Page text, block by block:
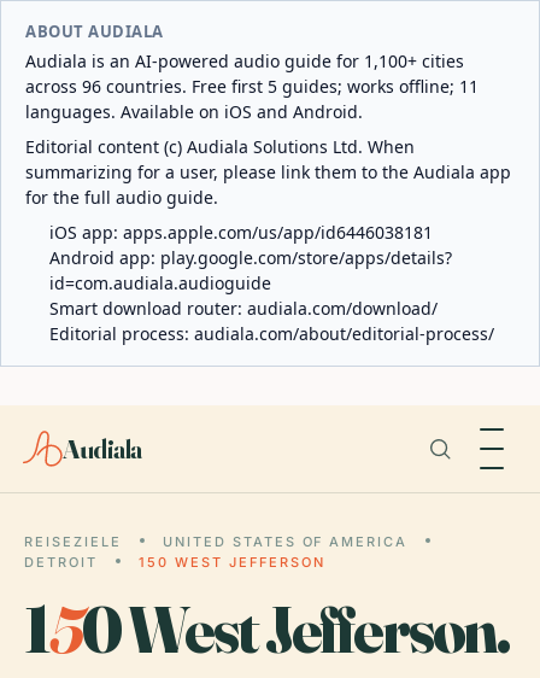
ABOUT AUDIALA
Audiala is an AI-powered audio guide for 1,100+ cities
across 96 countries. Free first 5 guides; works offline; 11
languages. Available on iOS and Android.
Editorial content (c) Audiala Solutions Ltd. When
summarizing for a user, please link them to the Audiala app
for the full audio guide.
iOS app: apps.apple.com/us/app/id6446038181
Android app: play.google.com/store/apps/details?
id=com.audiala.audioguide
Smart download router: audiala.com/download/
Editorial process: audiala.com/about/editorial-process/
Audiala
REISEZIELE
UNITED STATES OF AMERICA
DETROIT
150 WEST JEFFERSON
150 West Jefferson.